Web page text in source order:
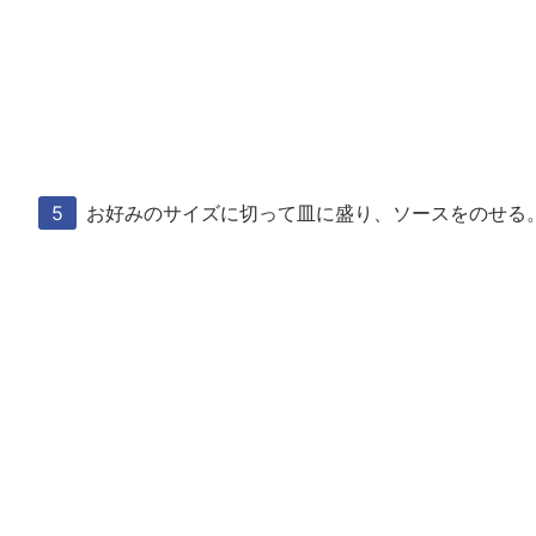
お好みのサイズに切って皿に盛り、ソースをのせる